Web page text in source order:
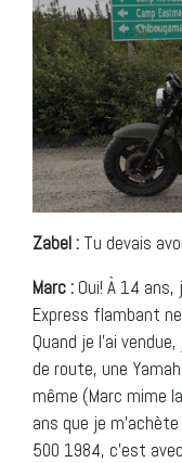
Zabel : Tu devais
Marc : Oui! À 14
Express flambant
Quand je l’ai
de route, une
même (Marc mime
ans que je
500 1984, c’est